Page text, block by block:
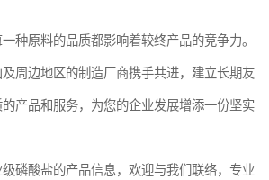
种原料的品质都影响着较终产品的竞争力。
周边地区的制造厂商携手共进，建立长期友
产品和服务，为您的企业发展增添一份坚实
磷酸盐的产品信息，欢迎与我们联络，专业